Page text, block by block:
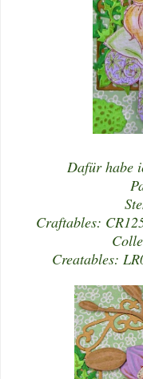
Dafür habe
Craftables:
Creatables: